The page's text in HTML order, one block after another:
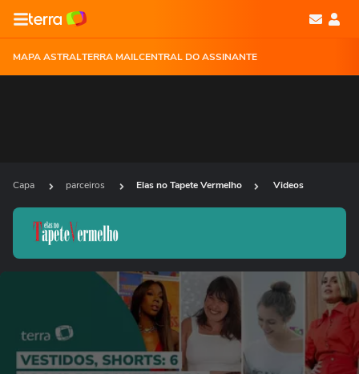
MAPA ASTRALTERRA MAILCENTRAL DO ASSINANTE
Capa parceiros Elas no Tapete Vermelho Videos